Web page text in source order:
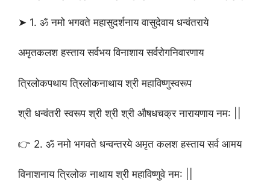
➤ 1. ॐ नमो भगवते महासुदर्शनाय वासुदेवाय धन्वंतराये
अमृतकलश हस्ताय सर्वभय विनाशाय सर्वरोगनिवारणाय
त्रिलोकपथाय त्रिलोकनाथाय श्री महाविष्णुस्वरूप
श्री धन्वंतरी स्वरूप श्री श्री श्री औषधचक्र नारायणाय नम: ||
👉 2. ॐ नमो भगवते धन्वन्तरये अमृत कलश हस्ताय सर्व आमय
विनाशनाय त्रिलोक नाथाय श्री महाविष्णुवे नम: ||